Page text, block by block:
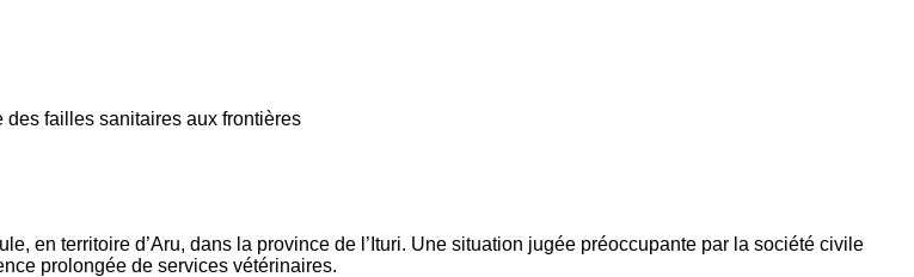
failles sanitaires aux frontières
en territoire d’Aru, dans la province de l’Ituri. Une situation jugée préoccupante par la société civile
prolongée de services vétérinaires.